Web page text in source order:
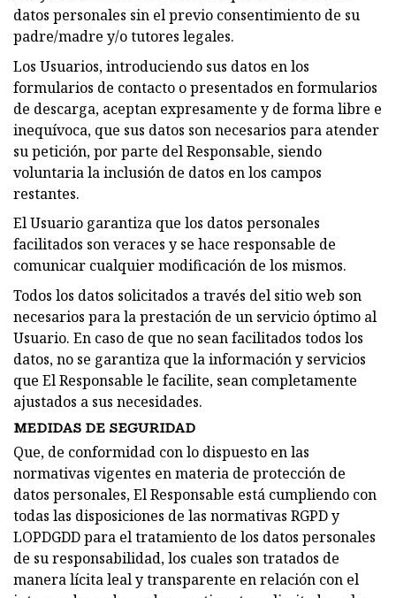
datos personales sin el previo consentimiento de su
padre/madre y/o tutores legales.
Los Usuarios, introduciendo sus datos en los
formularios de contacto o presentados en formularios
de descarga, aceptan expresamente y de forma libre e
inequívoca, que sus datos son necesarios para atender
su petición, por parte del Responsable, siendo
voluntaria la inclusión de datos en los campos
restantes.
El Usuario garantiza que los datos personales
facilitados son veraces y se hace responsable de
comunicar cualquier modificación de los mismos.
Todos los datos solicitados a través del sitio web son
necesarios para la prestación de un servicio óptimo al
Usuario. En caso de que no sean facilitados todos los
datos, no se garantiza que la información y servicios
que El Responsable le facilite, sean completamente
ajustados a sus necesidades.
MEDIDAS DE SEGURIDAD
Que, de conformidad con lo dispuesto en las
normativas vigentes en materia de protección de
datos personales, El Responsable está cumpliendo con
todas las disposiciones de las normativas RGPD y
LOPDGDD para el tratamiento de los datos personales
de su responsabilidad, los cuales son tratados de
manera lícita leal y transparente en relación con el